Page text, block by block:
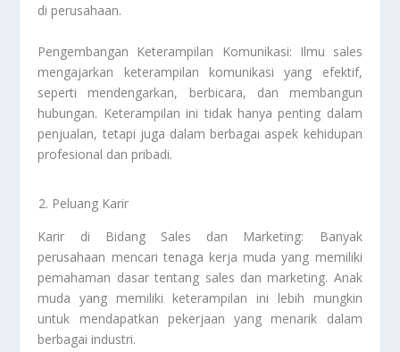
di perusahaan.
Pengembangan Keterampilan Komunikasi: Ilmu sales
mengajarkan keterampilan komunikasi yang efektif,
seperti mendengarkan, berbicara, dan membangun
hubungan. Keterampilan ini tidak hanya penting dalam
penjualan, tetapi juga dalam berbagai aspek kehidupan
profesional dan pribadi.
Peluang Karir
Karir di Bidang Sales dan Marketing: Banyak
perusahaan mencari tenaga kerja muda yang memiliki
pemahaman dasar tentang sales dan marketing. Anak
muda yang memiliki keterampilan ini lebih mungkin
untuk mendapatkan pekerjaan yang menarik dalam
berbagai industri.